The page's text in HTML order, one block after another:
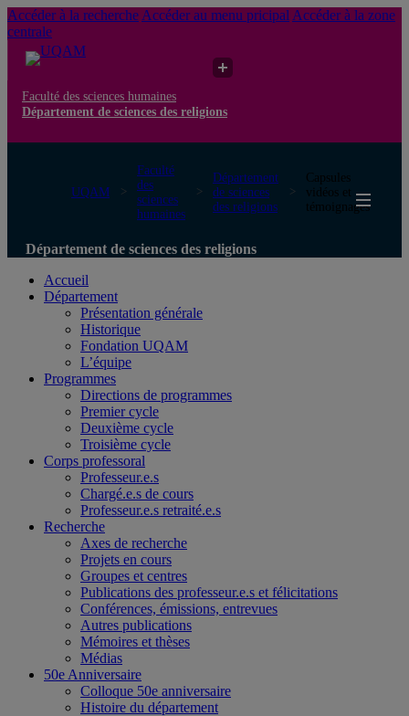
Accéder à la recherche Accéder au menu pricipal Accéder à la zone
centrale
Faculté des sciences humaines
Département de sciences des religions
UQAM
Faculté
des
sciences
humaines
Département
de sciences
des religions
Capsules
vidéos et
témoignages
Département de sciences des religions
Accueil
Département
Présentation générale
Historique
Fondation UQAM
L’équipe
Programmes
Directions de programmes
Premier cycle
Deuxième cycle
Troisième cycle
Corps professoral
Professeur.e.s
Chargé.e.s de cours
Professeur.e.s retraité.e.s
Recherche
Axes de recherche
Projets en cours
Groupes et centres
Publications des professeur.e.s et félicitations
Conférences, émissions, entrevues
Autres publications
Mémoires et thèses
Médias
50e Anniversaire
Colloque 50e anniversaire
Histoire du département